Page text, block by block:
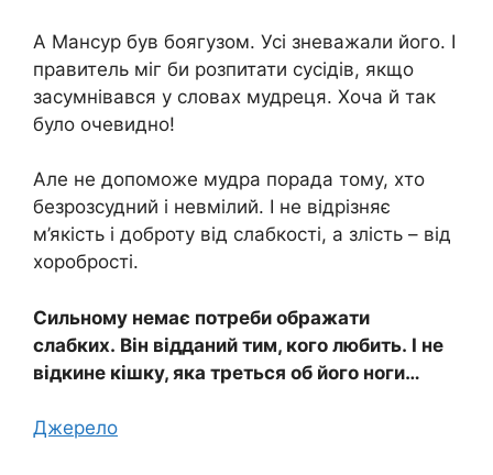
А Мансур був боягузом. Усі зневажали його. І
правитель міг би розпитати сусідів, якщо
засумнівався у словах мудреця. Хоча й так
було очевидно!
Але не допоможе мудра порада тому, хто
безрозсудний і невмілий. І не відрізняє
м’якість і доброту від слабкості, а злість – від
хоробрості.
Сильному немає потреби ображати
слабких. Він відданий тим, кого любить. І не
відкине кішку, яка треться об його ноги…
Джерело